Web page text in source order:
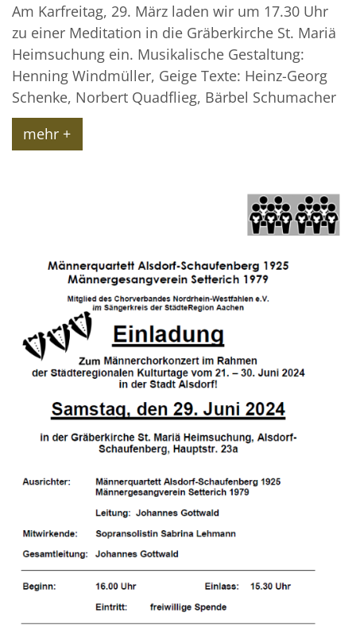
Am Karfreitag, 29. März laden wir um 17.30 Uhr
zu einer Meditation in die Gräberkirche St. Mariä
Heimsuchung ein. Musikalische Gestaltung:
Henning Windmüller, Geige Texte: Heinz-Georg
Schenke, Norbert Quadflieg, Bärbel Schumacher
mehr +